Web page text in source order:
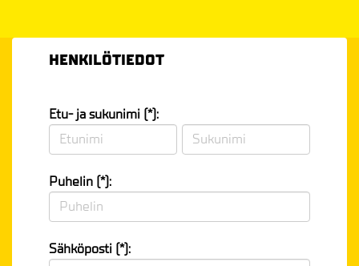
HENKILÖTIEDOT
Etu- ja sukunimi (*):
Puhelin (*):
Sähköposti (*):